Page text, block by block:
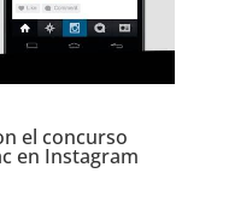
el concurso
en Instagram